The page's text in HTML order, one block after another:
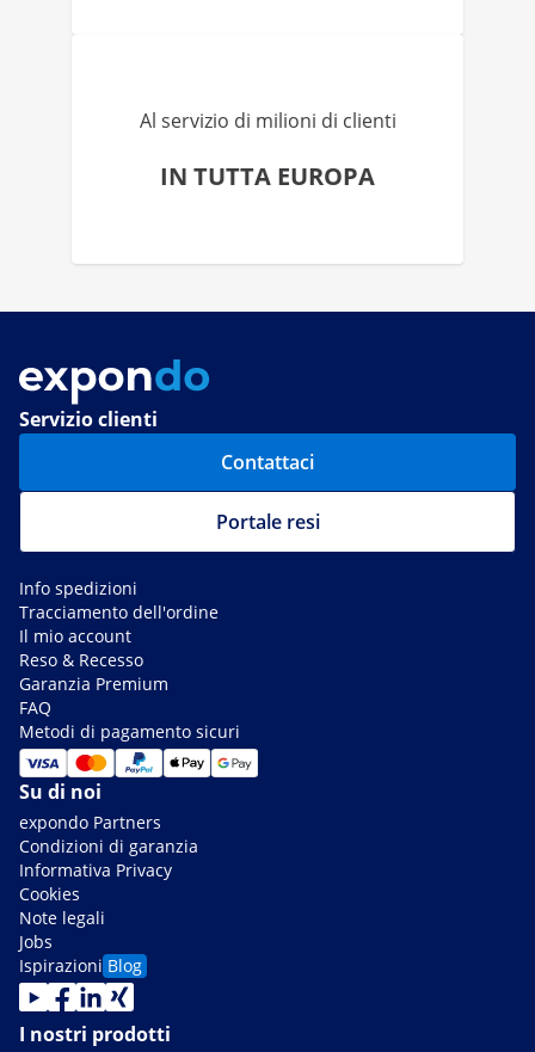
Al servizio di milioni di clienti
IN TUTTA EUROPA
Servizio clienti
Contattaci
Portale resi
Info spedizioni
Tracciamento dell'ordine
Il mio account
Reso & Recesso
Garanzia Premium
FAQ
Metodi di pagamento sicuri
Su di noi
expondo Partners
Condizioni di garanzia
Informativa Privacy
Cookies
Note legali
Jobs
Ispirazioni Blog
I nostri prodotti